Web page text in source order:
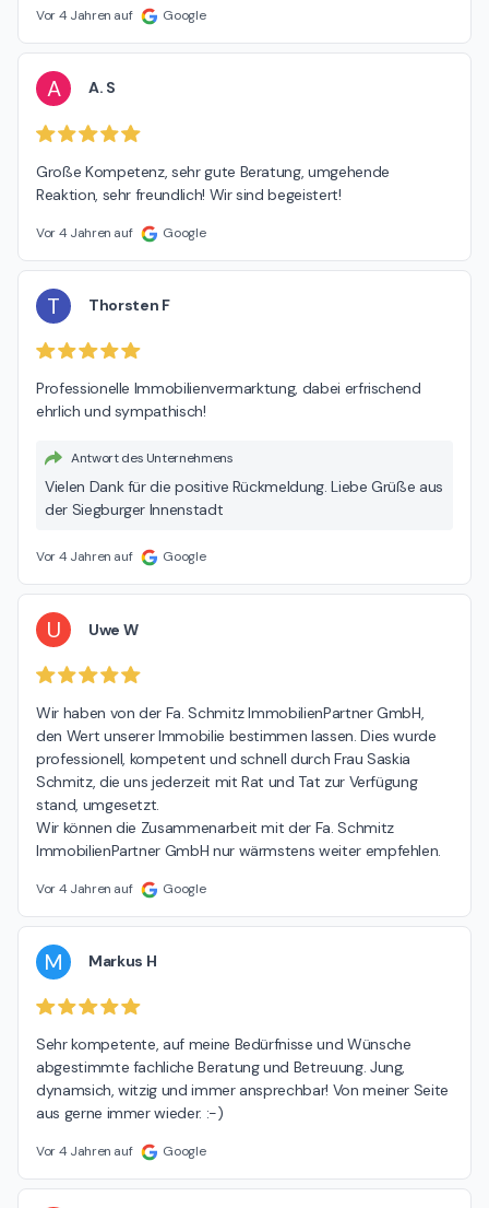
Vor 4 Jahren auf Google
A A. S
Große Kompetenz, sehr gute Beratung, umgehende
Reaktion, sehr freundlich! Wir sind begeistert!
Vor 4 Jahren auf Google
T Thorsten F
Professionelle Immobilienvermarktung, dabei erfrischend
ehrlich und sympathisch!
Antwort des Unternehmens
Vielen Dank für die positive Rückmeldung. Liebe Grüße aus
der Siegburger Innenstadt
Vor 4 Jahren auf Google
U Uwe W
Wir haben von der Fa. Schmitz ImmobilienPartner GmbH,
den Wert unserer Immobilie bestimmen lassen. Dies wurde
professionell, kompetent und schnell durch Frau Saskia
Schmitz, die uns jederzeit mit Rat und Tat zur Verfügung
stand, umgesetzt.
Wir können die Zusammenarbeit mit der Fa. Schmitz
ImmobilienPartner GmbH nur wärmstens weiter empfehlen.
Vor 4 Jahren auf Google
M Markus H
Sehr kompetente, auf meine Bedürfnisse und Wünsche
abgestimmte fachliche Beratung und Betreuung. Jung,
dynamsich, witzig und immer ansprechbar! Von meiner Seite
aus gerne immer wieder. :-)
Vor 4 Jahren auf Google